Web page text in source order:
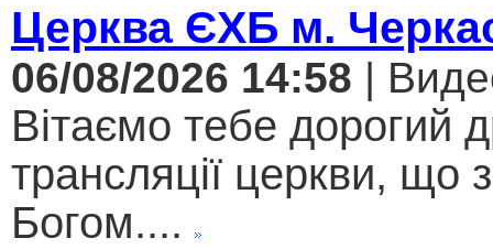
Церква ЄХБ м.
06/08/2026 14:58 |
Вітаємо тебе дорогий
трансляції церкви, що
Богом....